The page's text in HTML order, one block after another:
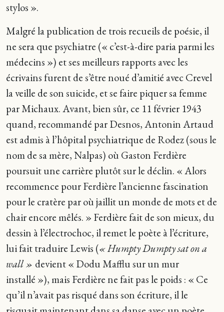
stylos ».
Malgré la publication de trois recueils de poésie, il
ne sera que psychiatre (« c’est-à-dire paria parmi les
médecins ») et ses meilleurs rapports avec les
écrivains furent de s’être noué d’amitié avec Crevel
la veille de son suicide, et se faire piquer sa femme
par Michaux. Avant, bien sûr, ce 11 février 1943
quand, recommandé par Desnos, Antonin Artaud
est admis à l’hôpital psychiatrique de Rodez (sous le
nom de sa mère, Nalpas) où Gaston Ferdière
poursuit une carrière plutôt sur le déclin. « Alors
recommence pour Ferdière l’ancienne fascination
pour le cratère par où jaillit un monde de mots et de
chair encore mêlés. » Ferdière fait de son mieux, du
dessin à l’électrochoc, il remet le poète à l’écriture,
lui fait traduire Lewis (« Humpty Dumpty sat on a
wall » devient « Dodu Mafflu sur un mur
installé »), mais Ferdière ne fait pas le poids : « Ce
qu’il n’avait pas risqué dans son écriture, il le